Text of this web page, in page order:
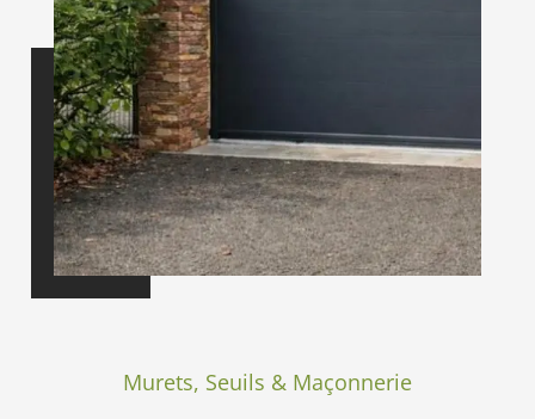
Murets, Seuils & Maçonnerie